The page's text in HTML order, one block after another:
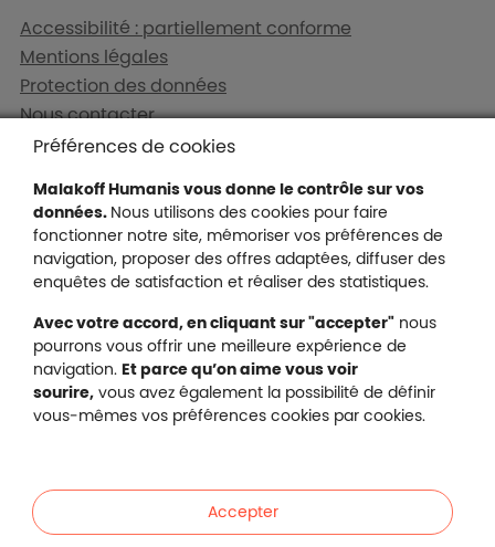
Liens en bas de page
Accessibilité : partiellement conforme
Mentions légales
Protection des données
Nous contacter
Plan du site
Malakoff Humanis sur Facebook
Malakoff Humanis sur YouTube
Malakoff Humanis sur X
Malakoff Humanis
Footer autres sites
Mutuelle santé, prévoyance, épargne, retraite,
Malakoff Humanis à vos côtés.
Entreprises
Préférences de cookies
Malakoff Humanis vous donne le contrôle sur vos
données. Nous utilisons des cookies pour faire
fonctionner notre site, mémoriser vos préférences de
navigation, proposer des offres adaptées, diffuser des
enquêtes de satisfaction et réaliser des statistiques.
Avec votre accord, en cliquant sur "accepter" nous
pourrons vous offrir une meilleure expérience de
navigation. Et parce qu’on aime vous voir
sourire, vous avez également la possibilité de définir
vous-mêmes vos préférences cookies par cookies.
Accepter